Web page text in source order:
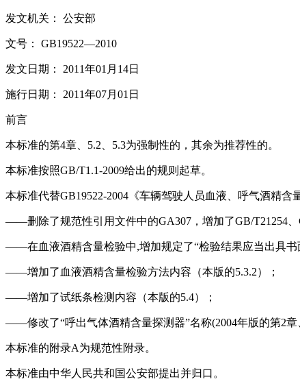
发文机关： 公安部
文号： GB19522—2010
发文日期： 2011年01月14日
施行日期： 2011年07月01日
前言
本标准的第4章、5.2、5.3为强制性的，其余为推荐性的。
本标准按照GB/T1.1-2009给出的规则起草。
本标准代替GB19522-2004《车辆驾驶人员血液、呼气酒精含
——删除了规范性引用文件中的GA307，增加了GB/T21254、
——在血液酒精含量检验中,增加规定了“检验结果应当出具书
——增加了血液酒精含量检验方法内容（本版的5.3.2）；
——增加了试纸条检测内容（本版的5.4）；
——修改了“呼出气体酒精含量探测器”名称(2004年版的第2章
本标准的附录A为规范性附录。
本标准由中华人民共和国公安部提出并归口。